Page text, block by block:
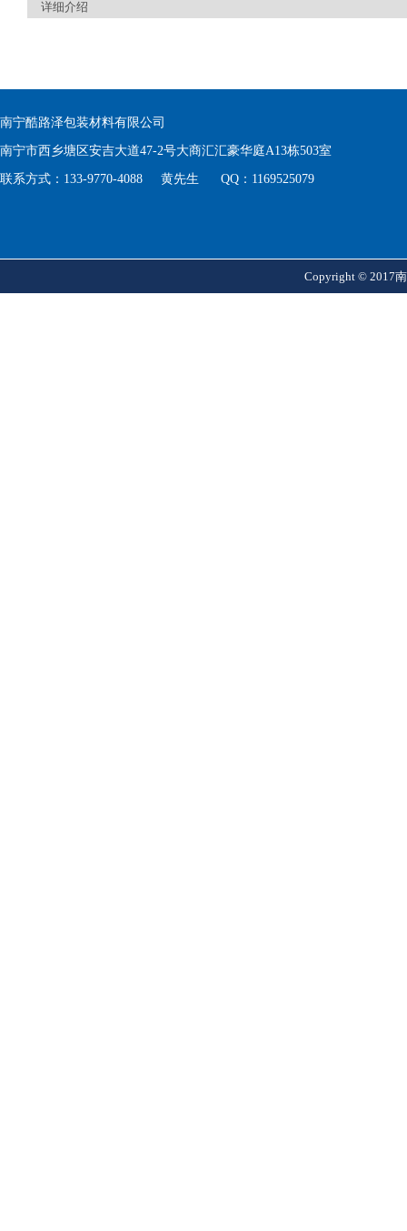
详细介绍
南宁酷路泽包装材料有限公司
南宁市西乡塘区安吉大道47-2号大商汇汇豪华庭A13栋503室
联系方式：133-9770-4088 黄先生 QQ：1169525079
Copyright © 2017